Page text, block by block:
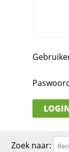
Zoek naar: